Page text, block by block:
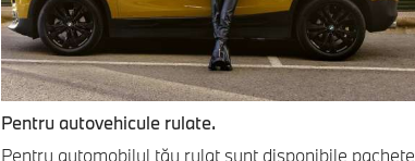
Pentru autovehicule rulate.
Pentru automobilul tău rulat sunt disponibile pachete